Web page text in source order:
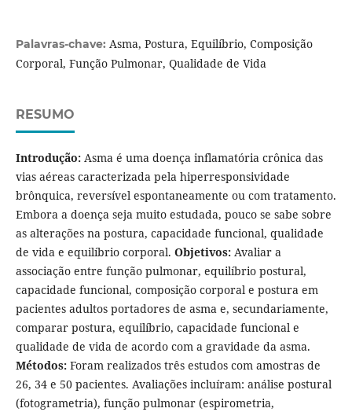
Palavras-chave: Asma, Postura, Equilíbrio, Composição
Corporal, Função Pulmonar, Qualidade de Vida
RESUMO
Introdução:Asma é uma doença inflamatória crônica das
vias aéreas caracterizada pela hiperresponsividade
brônquica, reversível espontaneamente ou com tratamento.
Embora a doença seja muito estudada, pouco se sabe sobre
as alterações na postura, capacidade funcional, qualidade
de vida e equilíbrio corporal. Objetivos:Avaliar a
associação entre função pulmonar, equilíbrio postural,
capacidade funcional, composição corporal e postura em
pacientes adultos portadores de asma e, secundariamente,
comparar postura, equilíbrio, capacidade funcional e
qualidade de vida de acordo com a gravidade da asma.
Métodos:Foram realizados três estudos com amostras de
26, 34 e 50 pacientes. Avaliações incluíram: análise postural
(fotogrametria), função pulmonar (espirometria,